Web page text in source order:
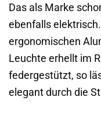
Das als Marke
ebenfalls
ergonomischen
Leuchte erhellt im
federgestützt, so
elegant durch die